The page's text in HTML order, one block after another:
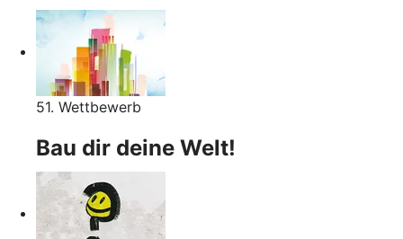
51. Wettbewerb
Bau dir deine Welt!